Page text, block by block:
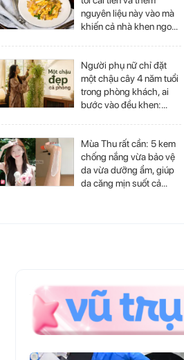
nguyên liệu này vào mà
khiến cả nhà khen ngon
Người phụ nữ chỉ đặt
một chậu cây 4 năm tuổi
trong phòng khách, ai
bước vào đều khen:
Mùa Thu rất cần: 5 kem
chống nắng vừa bảo vệ
da vừa dưỡng ẩm, giúp
da căng mịn suốt cả